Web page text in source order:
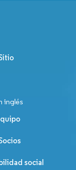
inglés
social